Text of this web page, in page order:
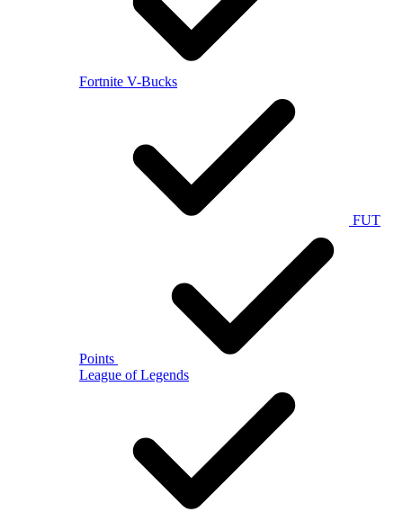
Fortnite V-Bucks
FUT
Points
League of Legends